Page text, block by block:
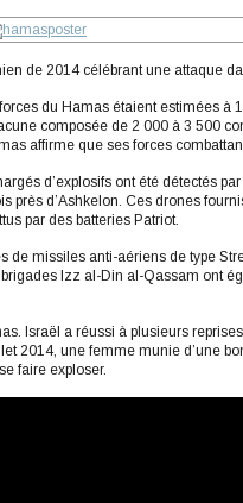
de 2014 célébrant une attaque
du Hamas étaient estimées à
composée de 2 000 à 3 500
affirme que ses forces
d’explosifs ont été détectés
près d’Ashkelon. Ces drones
par des batteries Patriot.
de missiles anti-aériens de type
Izz al-Din al-Qassam ont
Israël a réussi à plusieurs
2014, une femme munie d’une
faire exploser.